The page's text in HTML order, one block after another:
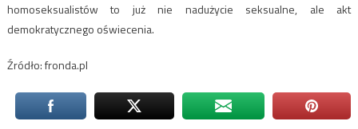
homoseksualistów to już nie nadużycie seksualne, ale akt
demokratycznego oświecenia.
Źródło: fronda.pl